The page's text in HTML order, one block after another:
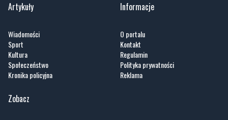
Artykuły
Wiadomości
Sport
Kultura
Społeczeństwo
Kronika policyjna
Informacje
O portalu
Kontakt
Regulamin
Polityka prywatności
Reklama
Zobacz